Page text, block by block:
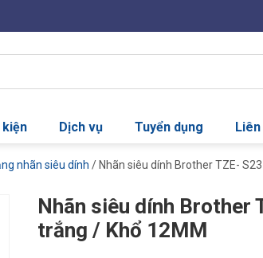
Dịch vụ Tuyển dụng Liên
nhãn siêu dính / Nhãn siêu dính Brother TZE-
Nhãn siêu dính Brother
trắng / Khổ 12MM